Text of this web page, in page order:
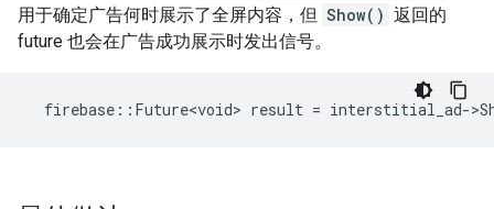
用于确定广告何时展示了全屏内容，但 Show() 返回的
future 也会在广告成功展示时发出信号。
firebase :: Future<void> result = interstitial_ad->